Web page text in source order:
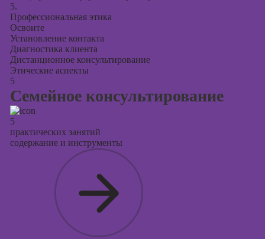
5.
Профессиональная этика
Освоите
Установление контакта
Диагностика клиента
Дистанционное консультирование
Этические аспекты
5
Семейное консультирование
5
практических занятий
содержание и инструменты